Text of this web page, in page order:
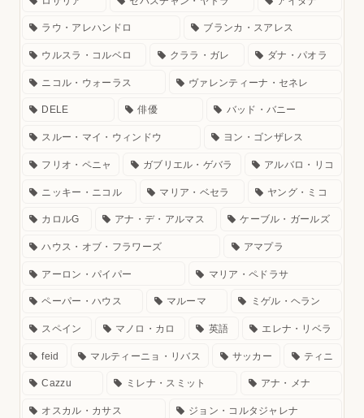
ラウ・アレハンドロ ブランカ・スアレス
ウルスラ・コルベロ クララ・ガレ ダナ・パオラ
ニコル・ウォーラス ヴァレンティーナ・セネレ
DELE 俳優 バッド・バニー
スルー・マイ・ウィンドウ ヨン・ゴンザレス
フリオ・ペニャ ガブリエル・ゲバラ アルバロ・リコ
ニッキー・ニコル マリア・ベセラ ヤング・ミコ
カロルG アナ・デ・アルマス ケーブル・ガールズ
ハウス・オブ・フラワーズ アマプラ
アーロン・パイパー マリア・ペドラサ
ペーパー・ハウス マルーマ ミゲル・ヘラン
スペイン マノロ・カロ 英語 エレナ・リベラ
feid マルティーニョ・リバス サッカー ティニ
Cazzu ミレナ・スミット アナ・メナ
オスカル・カサス ジョン・コルタジャレナ